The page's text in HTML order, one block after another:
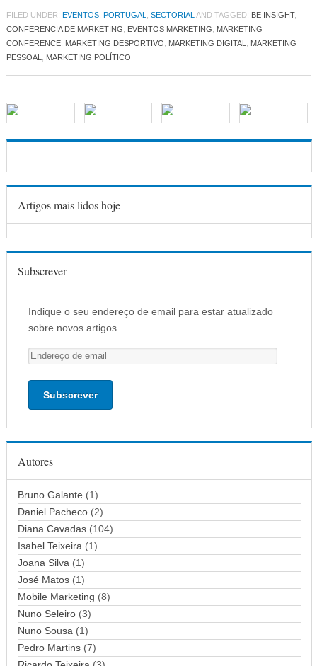
FILED UNDER: EVENTOS, PORTUGAL SECTORIAL AND TAGGED: BE INSIGHT,
CONFERENCIA DE MARKETING
EVENTOS MARKETING
MARKETING
CONFERENCE, MARKETING DESPORTIVO MARKETING DIGITAL
MARKETING
PESSOAL
MARKETING POLÍTICO
Artigos mais lidos hoje
Subscrever
Indique o seu endereço de email para estar atualizado
sobre novos artigos
E
n
d
o
d
e
e
m
a
i
l
Autores
Bruno Galante (1)
Daniel Pacheco(2)
Diana Cavadas(104)
Isabel Teixeira (1)
Joana Silva (1)
José Matos(1)
Mobile Marketing (8)
Nuno Seleiro(3)
Nuno Sousa (1)
Pedro Martins(7)